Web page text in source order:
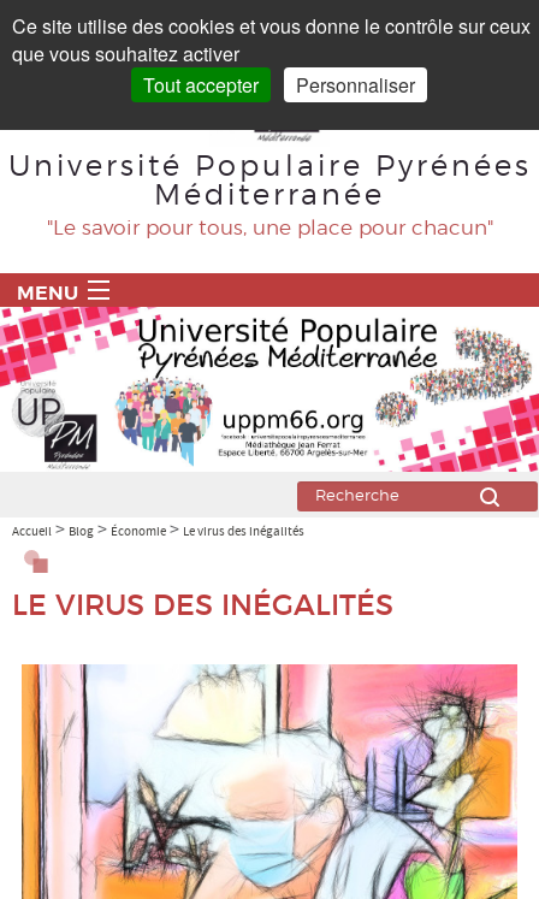
Université Populaire Pyrénées
Méditerranée
"Le savoir pour tous, une place pour chacun"
MENU
ACCUEIL
PROGRAMME
BLOG
Alimentation
Conscience
Culture, médias
Démocratie, gouvernances
Droits Humains, solidarité
Accueil > Blog > Économie > Le virus des inégalités
LE VIRUS DES INÉGALITÉS
Ce site utilise des cookies et vous donne le contrôle sur ceux
que vous souhaitez activer
Tout accepter
Personnaliser